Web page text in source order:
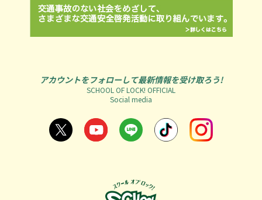
アカウントをフォローして最新情報を受け取ろう!
SCHOOL OF LOCK! OFFICIAL
Social media